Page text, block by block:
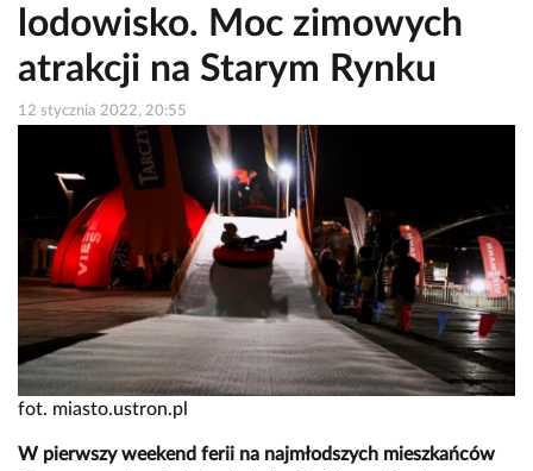
lodowisko. Moc zimowych
atrakcji na Starym Rynku
12 stycznia 2022, 20:55
fot. miasto.ustron.pl
W pierwszy weekend ferii na najmłodszych mieszkańców